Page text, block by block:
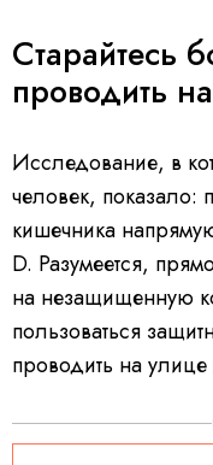
Старайтесь
проводить
Исследование, в
человек,
кишечника
D. Разумеется,
на незащищенную
пользоваться
проводить на